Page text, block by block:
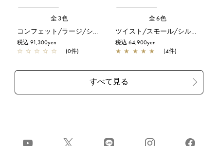
全3色
コンフェット/ラージ/シルバーゴールド
税込 91,300yen
☆ ☆ ☆ ☆ ☆ (0件)
全6色
ツイスト/スモール/シルバー
税込 64,900yen
★ ★ ★ ★ ★ (4件)